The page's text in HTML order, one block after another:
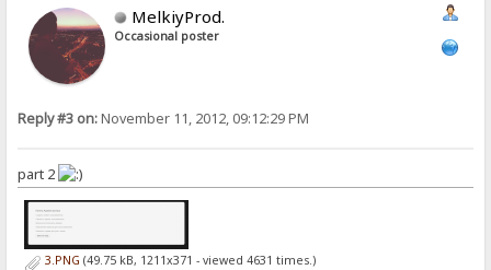
MelkiyProd.
Occasional poster
Reply #3 on:November 11, 2012, 09:12:29 PM
part 2
3.PNG (49.75 kB, 1211x371 - viewed 4631 times.)